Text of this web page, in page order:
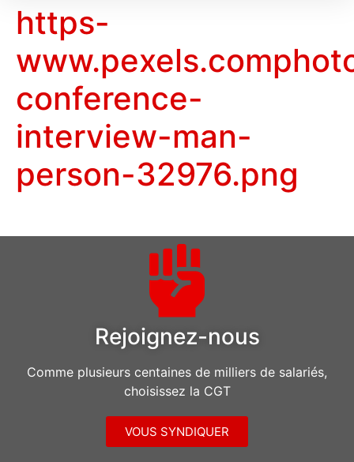
https-
conference-
interview-man-
person-32976.png
Rejoignez-nous
Comme plusieurs centaines de milliers de salariés,
choisissez la CGT
VOUS SYNDIQUER